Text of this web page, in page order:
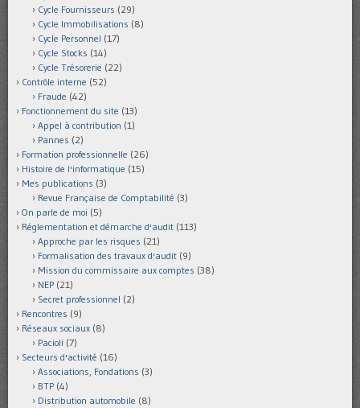
Cycle Fournisseurs (29)
Cycle Immobilisations (8)
Cycle Personnel (17)
Cycle Stocks (14)
Cycle Trésorerie (22)
Contrôle interne (52)
Fraude (42)
Fonctionnement du site (13)
Appel à contribution (1)
Pannes (2)
Formation professionnelle (26)
Histoire de l'informatique (15)
Mes publications (3)
Revue Française de Comptabilité (3)
On parle de moi (5)
Réglementation et démarche d'audit (113)
Approche par les risques (21)
Formalisation des travaux d'audit (9)
Mission du commissaire aux comptes (38)
NEP (21)
Secret professionnel (2)
Rencontres (9)
Réseaux sociaux (8)
Pacioli (7)
Secteurs d'activité (16)
Associations, Fondations (3)
BTP (4)
Distribution automobile (8)